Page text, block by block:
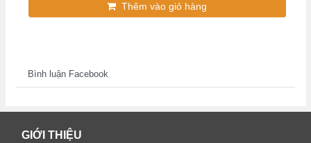
Thêm vào giỏ hàng
Bình luận Facebook
GIỚI THIỆU